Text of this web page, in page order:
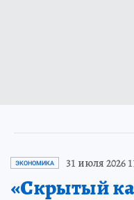
ЭКОНОМИКА 31 июля 2026
«Скрытый